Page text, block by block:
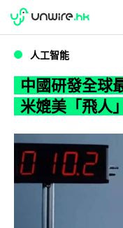
WWDC 2026
人工智能
中國研發全球
米媲美「飛人